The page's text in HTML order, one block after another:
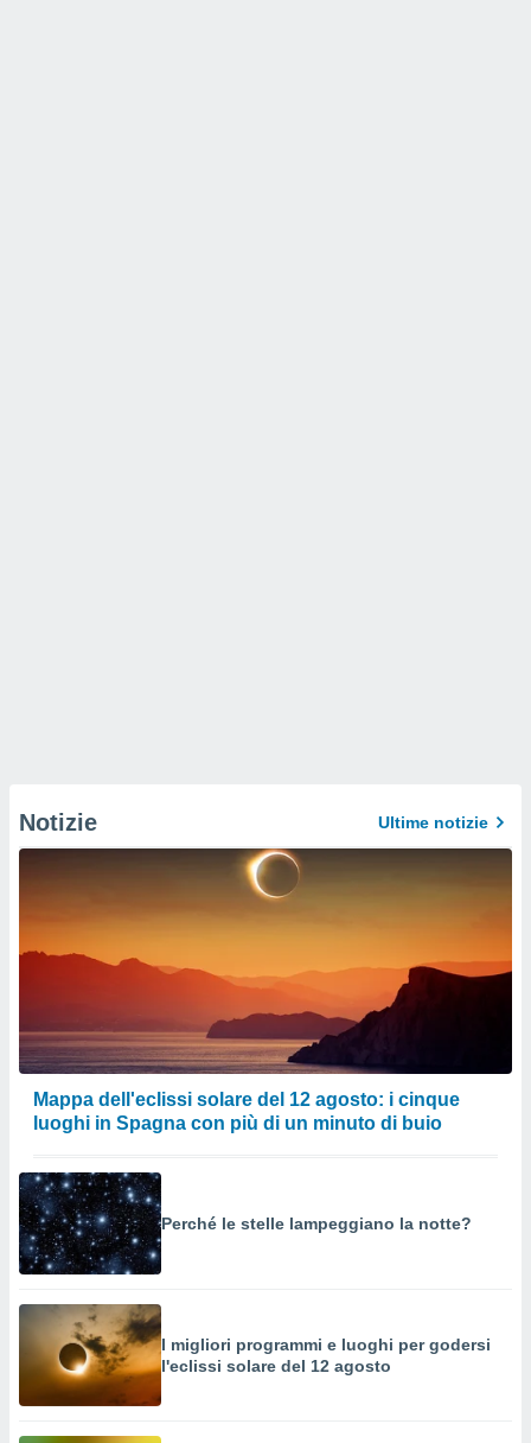
Notizie Ultime notizie
Mappa dell'eclissi solare del 12 agosto: i cinque
luoghi in Spagna con più di un minuto di buio
Perché le stelle lampeggiano la notte?
I migliori programmi e luoghi per godersi
l'eclissi solare del 12 agosto